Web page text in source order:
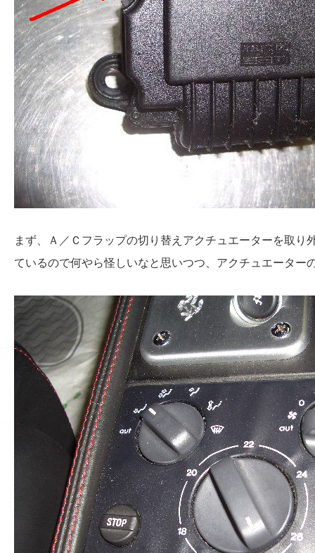
まず、Ａ／Ｃフラップの切り替えアクチュエーターを取
ているので何やら怪しいなと思いつつ、アクチュエーター